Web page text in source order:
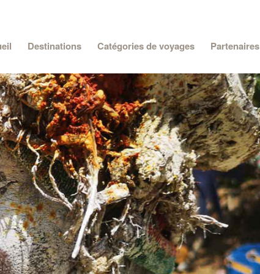
Destinations Catégories de voyages Partenaires